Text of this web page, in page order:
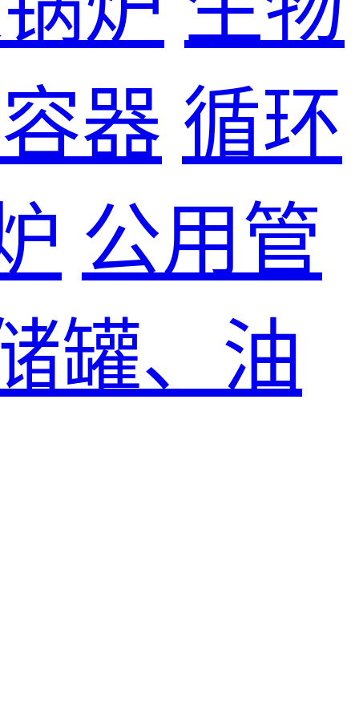
器 循环
公用管
罐、油